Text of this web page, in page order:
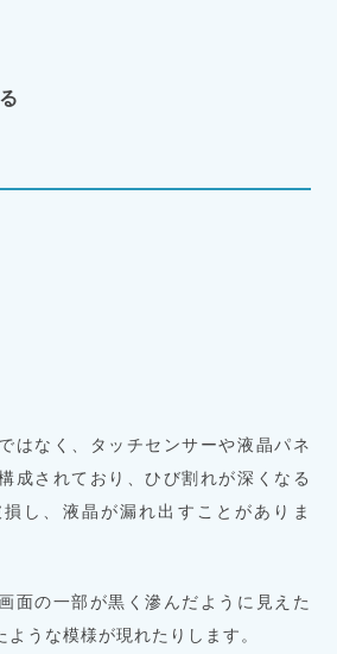
はなく、タッチセンサーや液晶パネ
成されており、ひび割れが深くなる
し、液晶が漏れ出すことがありま
面の一部が黒く滲んだように見えた
ような模様が現れたりします。